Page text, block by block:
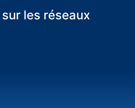
les réseaux